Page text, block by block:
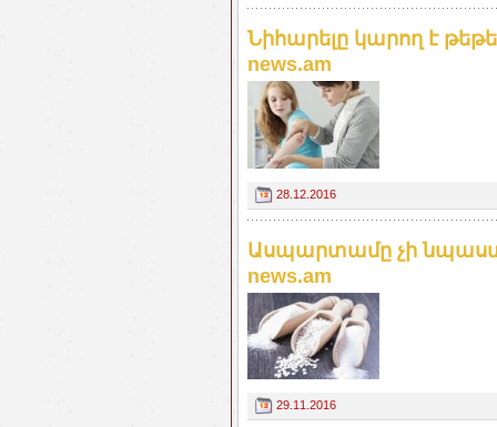
Նիհարելը կարող է
news.am
28.12.2016
Ասպարտամը չի
news.am
29.11.2016